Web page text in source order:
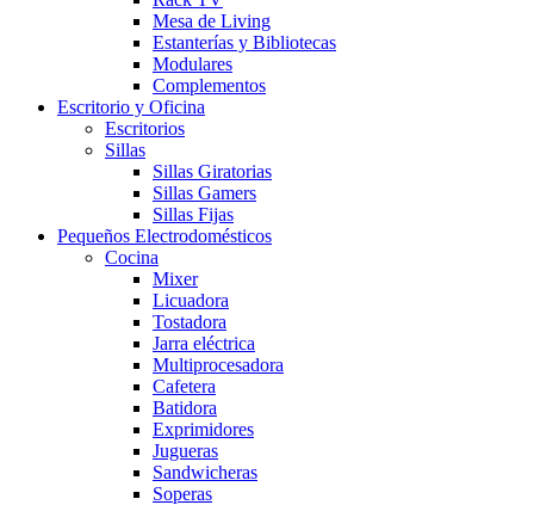
Mesa de Living
Estanterías y Bibliotecas
Modulares
Complementos
Escritorio y Oficina
Escritorios
Sillas
Sillas Giratorias
Sillas Gamers
Sillas Fijas
Pequeños Electrodomésticos
Cocina
Mixer
Licuadora
Tostadora
Jarra eléctrica
Multiprocesadora
Cafetera
Batidora
Exprimidores
Jugueras
Sandwicheras
Soperas